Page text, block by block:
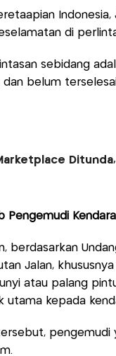
di
sebidang
belum
Pengemudi
berdasarkan
Jalan,
atau palang
utama kepada
pengemudi